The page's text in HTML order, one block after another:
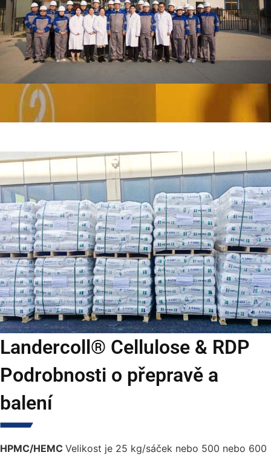
Landercoll® Cellulose & RDP
Podrobnosti o přepravě a
balení
HPMC/HEMC Velikost je 25 kg/sáček nebo 500 nebo 600